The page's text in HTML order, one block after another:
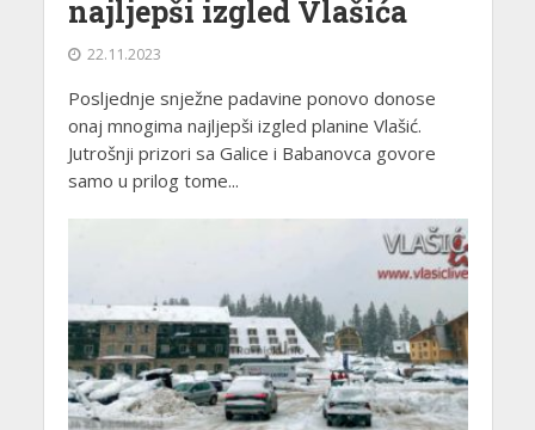
najljepši izgled Vlašića
22.11.2023
Posljednje snježne padavine ponovo donose
onaj mnogima najljepši izgled planine Vlašić.
Jutrošnji prizori sa Galice i Babanovca govore
samo u prilog tome...